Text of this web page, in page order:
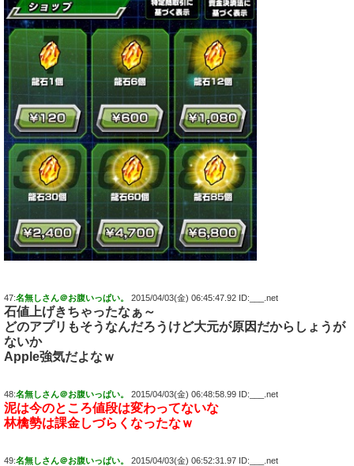
47:名無しさん＠お腹いっぱい。 2015/04/03(金) 06:45:47.92 ID:___.net
石値上げきちゃったなぁ～
どのアプリもそうなんだろうけど大元が原因だからしょうが
ないか
Apple強気だよなｗ
48:名無しさん＠お腹いっぱい。 2015/04/03(金) 06:48:58.99 ID:___.net
泥は今のところ値段は変わってないな
林檎勢は課金しづらくなったなｗ
49:名無しさん＠お腹いっぱい。 2015/04/03(金) 06:52:31.97 ID:___.net